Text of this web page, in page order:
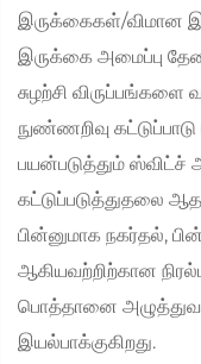
இருக்கைகள்/விமான
இருக்கை அமைப்பு
சுழற்சி விருப்பங்களை
நுண்ணறிவு
பயன்படுத்தும்
கட்டுப்படுத்துதலை
பின்னுமாக நகர்தல்,
ஆகியவற்றிற்கான
பொத்தானை
இயல்பாக்குகிறது.